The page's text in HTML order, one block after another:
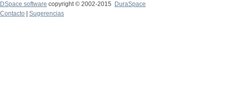
DSpace software copyright © 2002-2015
DuraSpace
Contacto
Sugerencias